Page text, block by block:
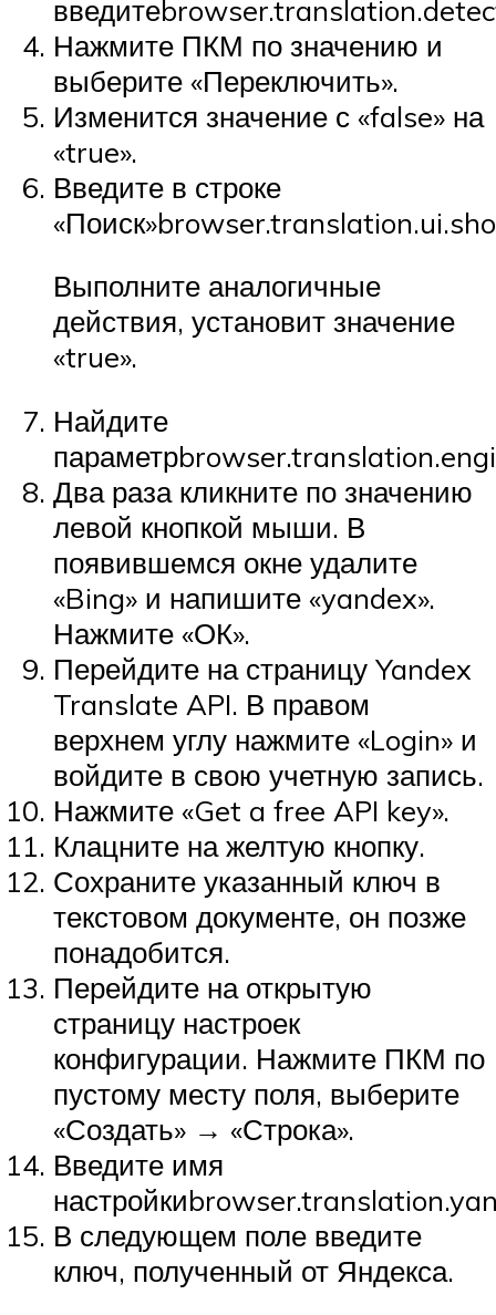
Нажмите ПКМ по значению и
выберите «Переключить».
Изменится значение с «false» на
«true».
Введите в строке
Выполните аналогичные
действия, установит значение
«true».
Найдите
Два раза кликните по значению
левой кнопкой мыши. В
появившемся окне удалите
«Bing» и напишите «yandex».
Нажмите «ОК».
Перейдите на страницу Yandex
Translate API. В правом
верхнем углу нажмите «Login» и
войдите в свою учетную запись.
Нажмите «Get a free API key».
Клацните на желтую кнопку.
Сохраните указанный ключ в
текстовом документе, он позже
понадобится.
Перейдите на открытую
страницу настроек
конфигурации. Нажмите ПКМ по
пустому месту поля, выберите
«Создать» → «Строка».
Введите имя
В следующем поле введите
ключ, полученный от Яндекса.